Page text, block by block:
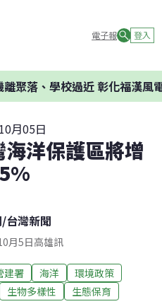
電子報 登入
落、學校過近 彰化福漢風電
月05日
洋保護區將增
/台灣新聞
月5日高雄訊
建署 海洋
環境政策
生物多樣性 生態保育